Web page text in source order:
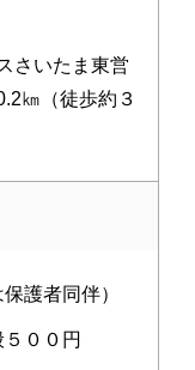
さいたま東営
㎞（徒歩約３
護者同伴）
００円